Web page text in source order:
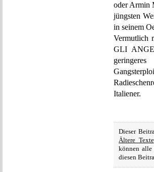
oder Armin
jüngsten
in seinem
Vermutlich
GLI
Italiener.
Dieser
Ältere Texte
können alle
diesen